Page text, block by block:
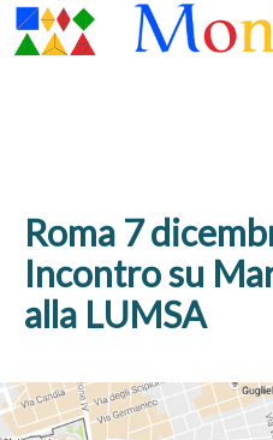
HOME
La striscia del Montessori
INFANZIA
La Casa dei Bambini
Roma 7
Incontro su
alla LUMSA